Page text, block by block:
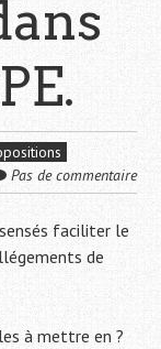
Pas de commentaire
faciliter le
de
à mettre en ?